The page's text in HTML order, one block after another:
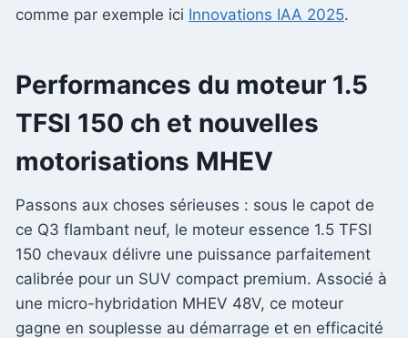
comme par exemple ici Innovations IAA 2025.
Performances du moteur 1.5
TFSI 150 ch et nouvelles
motorisations MHEV
Passons aux choses sérieuses : sous le capot de
ce Q3 flambant neuf, le moteur essence 1.5 TFSI
150 chevaux délivre une puissance parfaitement
calibrée pour un SUV compact premium. Associé à
une micro-hybridation MHEV 48V, ce moteur
gagne en souplesse au démarrage et en efficacité